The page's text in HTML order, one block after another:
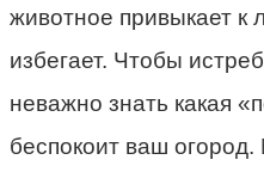
животное привыкает к
избегает. Чтобы
неважно знать какая
беспокоит ваш